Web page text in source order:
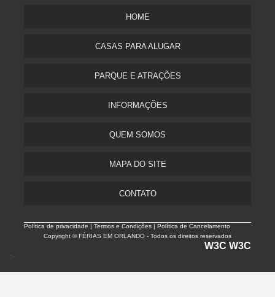
HOME
CASAS PARA ALUGAR
PARQUE E ATRAÇÕES
INFORMAÇÕES
QUEM SOMOS
MAPA DO SITE
CONTATO
Política de privacidade |Termos e Condições | Política de Cancelamento
Copyright © FÉRIAS EM ORLANDO - Todos os direitos reservados
W3C W3C